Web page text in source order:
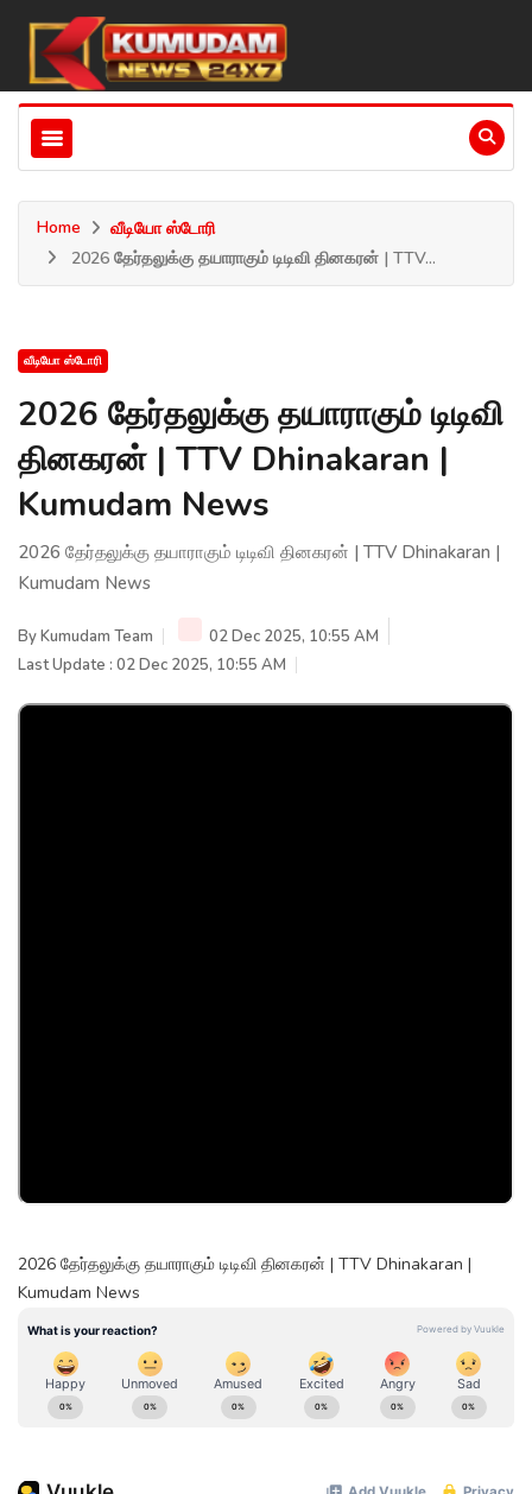
Home
வீடியோ ஸ்டோரி
2026 தேர்தலுக்கு தயாராகும் டிடிவி தினகரன் | TTV...
வீடியோ ஸ்டோரி
2026 தேர்தலுக்கு தயாராகும் டிடிவி
தினகரன் | TTV Dhinakaran |
Kumudam News
2026 தேர்தலுக்கு தயாராகும் டிடிவி தினகரன் | TTV Dhinakaran |
Kumudam News
ByKumudam Team
02 Dec 2025, 10:55 AM
Last Update : 02 Dec 2025, 10:55 AM
2026 தேர்தலுக்கு தயாராகும் டிடிவி தினகரன் | TTV Dhinakaran |
Kumudam News